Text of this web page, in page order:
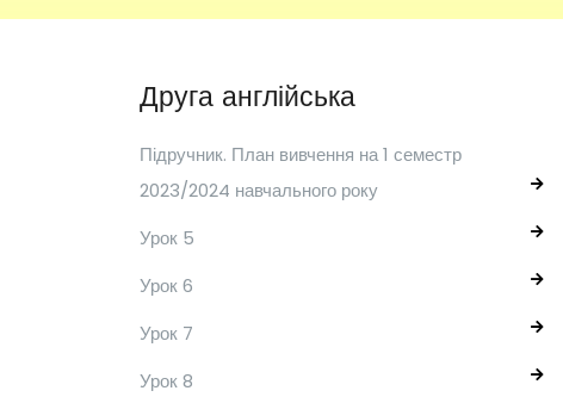
Друга англійська
Підручник. План вивчення на 1 семестр
2023/2024 навчального року
Урок 5
Урок 6
Урок 7
Урок 8